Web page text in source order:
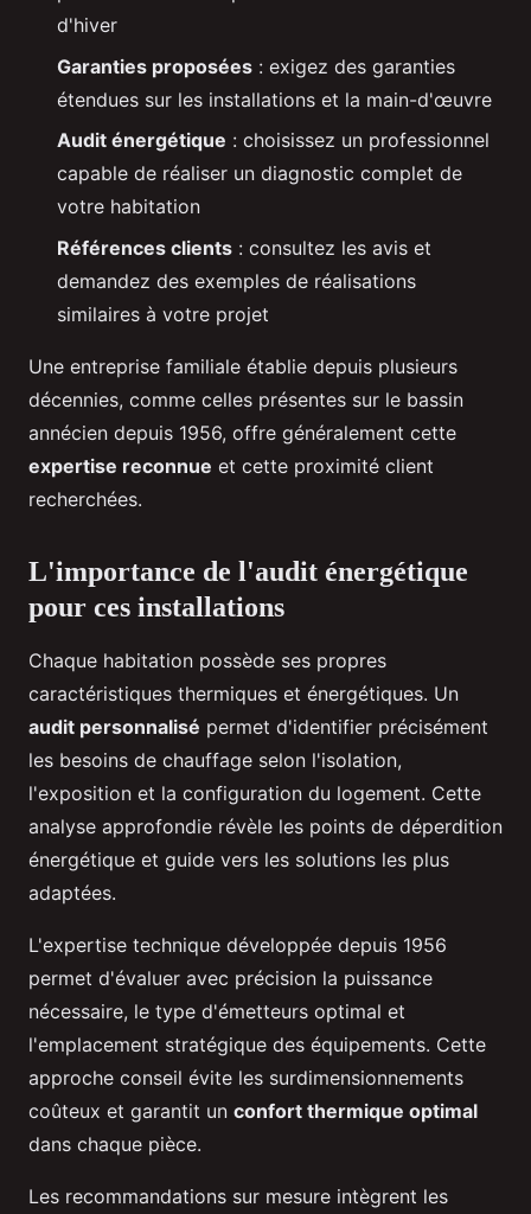
d'hiver
Garanties proposées : exigez des garanties
étendues sur les installations et la main-d'œuvre
Audit énergétique : choisissez un professionnel
capable de réaliser un diagnostic complet de
votre habitation
Références clients : consultez les avis et
demandez des exemples de réalisations
similaires à votre projet
Une entreprise familiale établie depuis plusieurs
décennies, comme celles présentes sur le bassin
annécien depuis 1956, offre généralement cette
expertise reconnue et cette proximité client
recherchées.
L'importance de l'audit énergétique
pour ces installations
Chaque habitation possède ses propres
caractéristiques thermiques et énergétiques. Un
audit personnalisé permet d'identifier précisément
les besoins de chauffage selon l'isolation,
l'exposition et la configuration du logement. Cette
analyse approfondie révèle les points de déperdition
énergétique et guide vers les solutions les plus
adaptées.
L'expertise technique développée depuis 1956
permet d'évaluer avec précision la puissance
nécessaire, le type d'émetteurs optimal et
l'emplacement stratégique des équipements. Cette
approche conseil évite les surdimensionnements
coûteux et garantit un confort thermique optimal
dans chaque pièce.
Les recommandations sur mesure intègrent les